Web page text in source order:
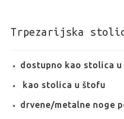
Trpezarijska
dostupno kao stolica u
kao stolica u štofu
drvene/metalne noge